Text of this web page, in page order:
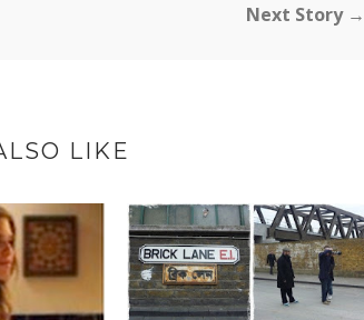
Next Story →
LIKE